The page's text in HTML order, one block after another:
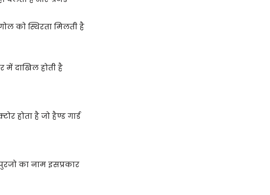
को स्थिरता मिलती है
दाखिल होती है
होता है जो हैण्ड गार्ड
का नाम इसप्रकार